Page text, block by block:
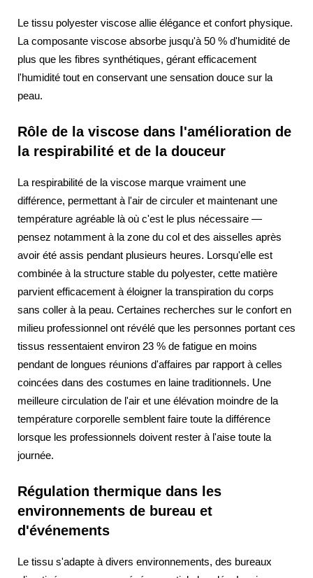
Le tissu polyester viscose allie élégance et confort physique.
La composante viscose absorbe jusqu'à 50 % d'humidité de
plus que les fibres synthétiques, gérant efficacement
l'humidité tout en conservant une sensation douce sur la
peau.
Rôle de la viscose dans l'amélioration de
la respirabilité et de la douceur
La respirabilité de la viscose marque vraiment une
différence, permettant à l'air de circuler et maintenant une
température agréable là où c'est le plus nécessaire —
pensez notamment à la zone du col et des aisselles après
avoir été assis pendant plusieurs heures. Lorsqu'elle est
combinée à la structure stable du polyester, cette matière
parvient efficacement à éloigner la transpiration du corps
sans coller à la peau. Certaines recherches sur le confort en
milieu professionnel ont révélé que les personnes portant ces
tissus ressentaient environ 23 % de fatigue en moins
pendant de longues réunions d'affaires par rapport à celles
coincées dans des costumes en laine traditionnels. Une
meilleure circulation de l'air et une élévation moindre de la
température corporelle semblent faire toute la différence
lorsque les professionnels doivent rester à l'aise toute la
journée.
Régulation thermique dans les
environnements de bureau et
d'événements
Le tissu s'adapte à divers environnements, des bureaux